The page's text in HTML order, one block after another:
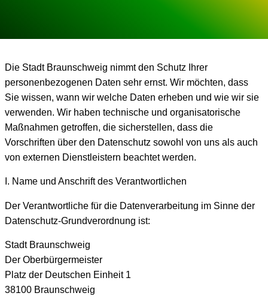
Die Stadt Braunschweig nimmt den Schutz Ihrer
personenbezogenen Daten sehr ernst. Wir möchten, dass
Sie wissen, wann wir welche Daten erheben und wie wir sie
verwenden. Wir haben technische und organisatorische
Maßnahmen getroffen, die sicherstellen, dass die
Vorschriften über den Datenschutz sowohl von uns als auch
von externen Dienstleistern beachtet werden.
I. Name und Anschrift des Verantwortlichen
Der Verantwortliche für die Datenverarbeitung im Sinne der
Datenschutz-Grundverordnung ist:
Stadt Braunschweig
Der Oberbürgermeister
Platz der Deutschen Einheit 1
38100 Braunschweig